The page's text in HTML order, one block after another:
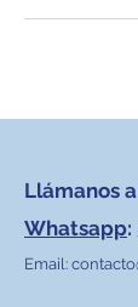
Llámanos
Whatsapp:
Email: